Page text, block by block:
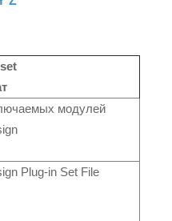
модулей
Plug-in Set File